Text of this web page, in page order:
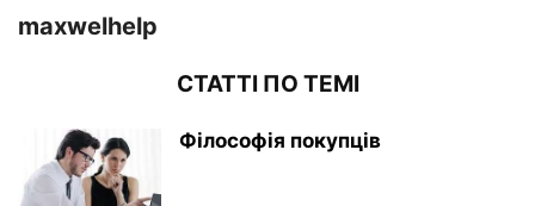
maxwelhelp
СТАТТІ ПО ТЕМІ
Філософія покупців